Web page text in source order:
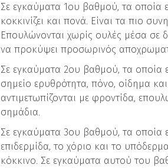
Σε εγκαύματα 1ου βαθμού, τα οποία
κοκκινίζει και πονά. Είναι τα πιο
Επουλώνονται χωρίς ουλές μέσα σε
να προκύψει προσωρινός
Σε εγκαύματα 2ου βαθμού, τα οποία
σημείο ερυθρότητα, πόνο, οίδημα
αντιμετωπίζονται με φροντίδα,
σημάδια.
Σε εγκαύματα 3ου βαθμού, τα οποία
επιδερμίδα, το χόριο και το
κόκκινο. Σε εγκαύματα αυτού του